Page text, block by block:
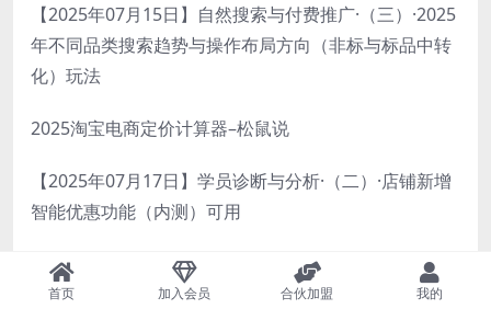
【2025年07月15日】自然搜索与付费推广·（三）·2025
年不同品类搜索趋势与操作布局方向（非标与标品中转
化）玩法
2025淘宝电商定价计算器–松鼠说
【2025年07月17日】学员诊断与分析·（二）·店铺新增
智能优惠功能（内测）可用
【2025年07月22日】自然搜索与付费推广·（三）·无界
基础课·后台常用实用功能一览与解析
首页 加入会员 合伙加盟 我的